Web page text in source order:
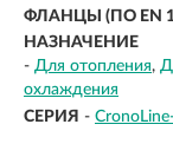
ФЛАНЦЫ (ПО EN
НАЗНАЧЕНИЕ
- Для отопления
охлаждения
СЕРИЯ -